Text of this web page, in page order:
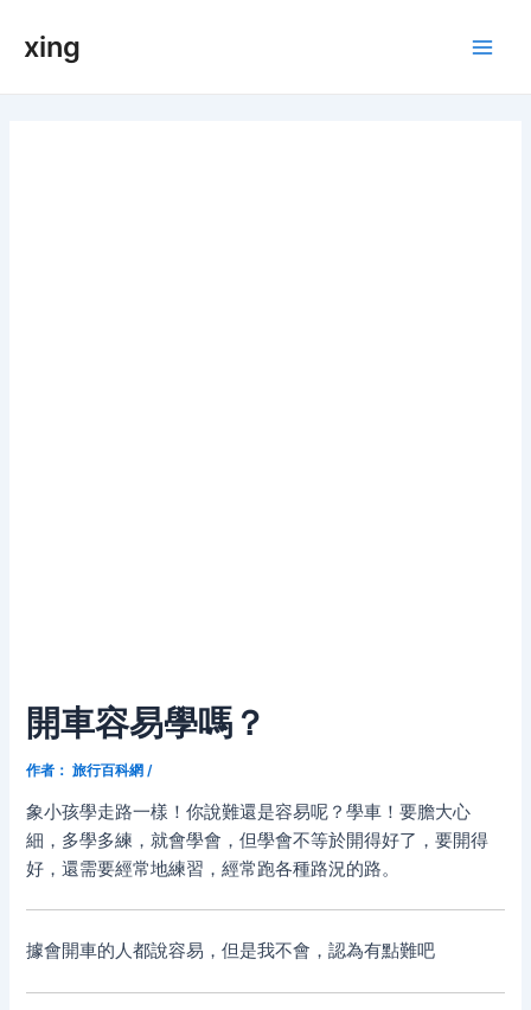
xing
開車容易學嗎？
作者： 旅行百科網 /
象小孩學走路一樣！你說難還是容易呢？學車！要膽大心
細，多學多練，就會學會，但學會不等於開得好了，要開得
好，還需要經常地練習，經常跑各種路況的路。
據會開車的人都說容易，但是我不會，認為有點難吧